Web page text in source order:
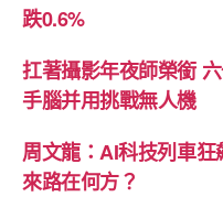
跌0.6%
扛著攝影年夜師榮銜
手腦并用挑戰無人機
周文龍：AI科技列車
來路在何方？